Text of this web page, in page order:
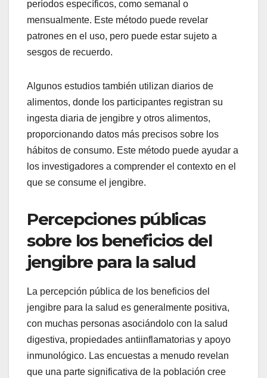
períodos específicos, como semanal o
mensualmente. Este método puede revelar
patrones en el uso, pero puede estar sujeto a
sesgos de recuerdo.
Algunos estudios también utilizan diarios de
alimentos, donde los participantes registran su
ingesta diaria de jengibre y otros alimentos,
proporcionando datos más precisos sobre los
hábitos de consumo. Este método puede ayudar a
los investigadores a comprender el contexto en el
que se consume el jengibre.
Percepciones públicas
sobre los beneficios del
jengibre para la salud
La percepción pública de los beneficios del
jengibre para la salud es generalmente positiva,
con muchas personas asociándolo con la salud
digestiva, propiedades antiinflamatorias y apoyo
inmunológico. Las encuestas a menudo revelan
que una parte significativa de la población cree